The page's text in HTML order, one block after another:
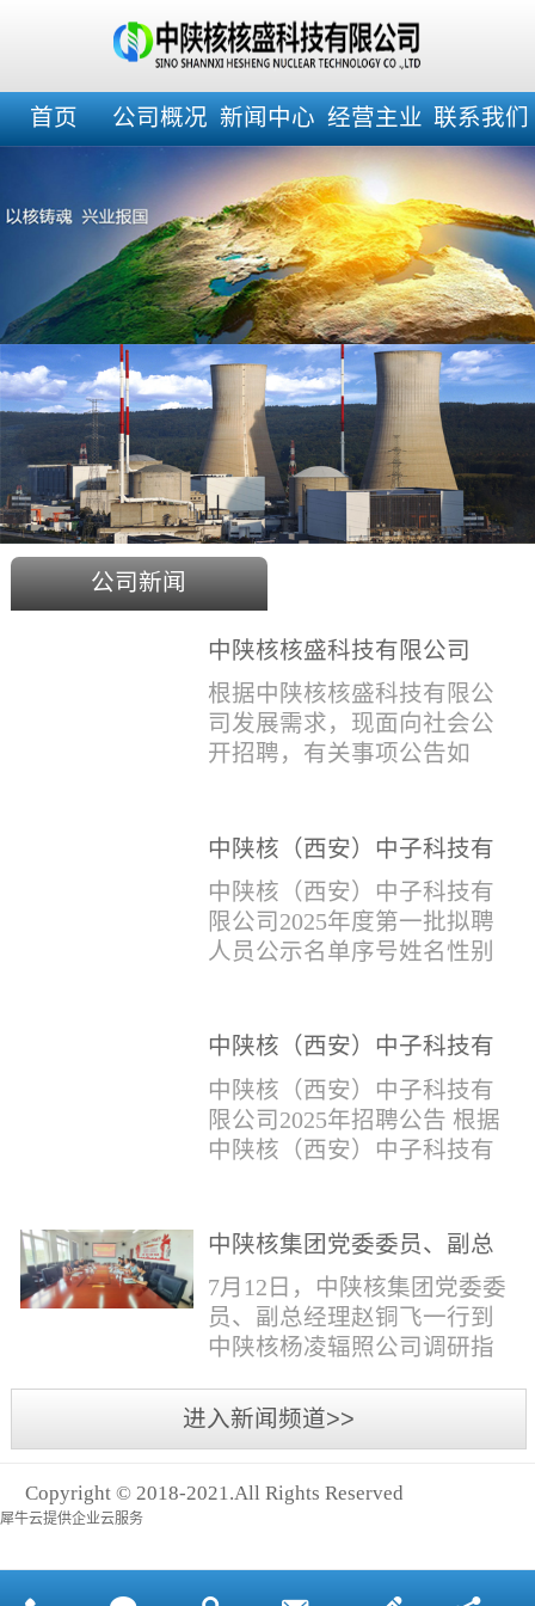
首页 公司概况 新闻中心 经营主业 联系我们
公司新闻
中陕核核盛科技有限公司
2025年度招聘公告
根据中陕核核盛科技有限公
司发展需求，现面向社会公
开招聘，有关事项公告如
会招聘：面向社会招聘，同
等条件下集团内部员工优
先。（2）应届生招聘：国家
计划内统一招收的全日制院
校应届毕业生，重点院校应
登记表》(见附件2）并如实
填写。并将《应聘人员登记
表》和本人学历学位证书和
相关证件扫描件发送至报名
中陕核（西安）中子科技有
限公司2025年度第一批拟聘
人员公示名单
中陕核（西安）中子科技有
限公司2025年度第一批拟聘
人员公示名单序号姓名性别
本科西安石油大学测控技术
月本科西安石油大学通信工
程社招3王小明男1981年11月
本科西安石油大学测控技术
子工程社招5何晔女1979年10
月本科西安财经学院工商管
理社招6张柳怡女1998...
中陕核（西安）中子科技有
限公司2025年招聘公告
中陕核（西安）中子科技有
限公司2025年招聘公告 根据
中陕核（西安）中子科技有
如下：一、招聘岗位及人数
见附件1二、招聘范围（1）
社会招聘：面向社会招聘。
（2）应届生招聘：国家计划
内统一招收的全日制院校应
届毕业生，重点院校应届毕
业生优先；回国一年内取得
国家教育部出具的学历（学
三、招聘流程（一）个人报
中陕核集团党委委员、副总
经理赵铜飞一行到中陕核杨
凌辐照公司调研指导工作
7月12日，中陕核集团党委委
员、副总经理赵铜飞一行到
中陕核杨凌辐照公司调研指
息部部长赵磊，中陕核核盛
公司执行董事张鹏，核盛公
执行董事李奎等陪同调研。
进入新闻频道>>
Copyright © 2018-2021.All Rights Reserved
犀牛云提供企业云服务